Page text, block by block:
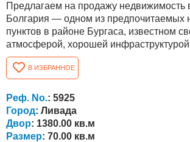
Предлагаем на продажу недвижимость
Болгария — одном из предпочитаемых населённых
пунктов в районе Бургаса, известном
атмосферой, хорошей
международным сообществом
Дом имеет жилую площадь 70 кв.м и отличается прочной
конструкцией. Недвижимость
возможности для ремонта и
соответствии с предпочтениями
В ИЗБРАННОЕ
Реф. No.: 5925
Город: Ливада
Двор: 1380.00 кв.м
Размер: 70.00 кв.м